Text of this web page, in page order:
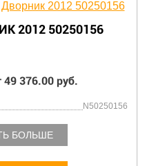
2012 50250156
49 376.00 руб.
N50250156
БОЛЬШЕ